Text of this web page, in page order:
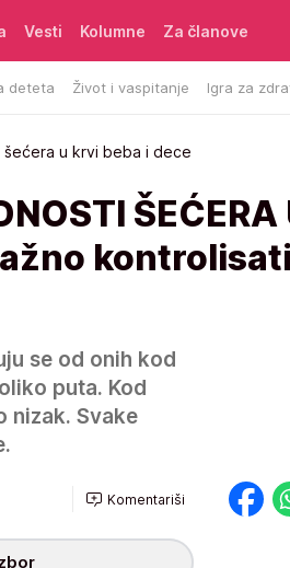
deteta Život i vaspitanje Igra za
Vesti Kolumne Za članove
šećera u krvi beba i dece
ŠEĆERA
se od onih kod
puta. Kod
nizak. Svake
Komentariši